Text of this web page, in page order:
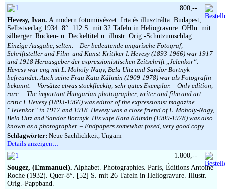
Hevesy, Ivan. A modern fotomüvészet. Irta és illusztrálta. Budapest,
Selbstverlag 1934. 8°. 112 S. mit 32 Tafeln in Heliogravure. OHln. mit
silberger. Rücken- u. Deckeltitel u. illustr. Orig.-Schutzumschlag.
Einzige Ausgabe, selten. – Der bedeutende ungarische Fotograf,
Schriftsteller und Film- und Kunst-Kritiker I. Hevesy (1893-1966) war 1917
und 1918 Herausgeber der expressionistischen Zeitschrift „Jelenkor“.
Hevesy war eng mit L. Moholy-Nagy, Bela Uitz und Sandor Bortnyk
befreundet. Auch seine Frau Kata Kálmán (1909-1978) war als Fotografin
bekannt. – Vorsätze etwas stockfleckig, sehr gutes Exemplar. – Only edition,
rare. – The important Hungarian photographer, writer and film and art
critic I. Hevesy (1893-1966) was editor of the expressionist magazine
“Jelenkor” in 1917 and 1918. Hevesy was a close friend of L. Moholy-Nagy,
Bela Uitz and Sandor Bortnyk. His wife Kata Kálmán (1909-1978) was also
known as a photographer. – Endpapers somewhat foxed, very good copy.
Schlagwörter: Neue Sachlichkeit, Ungarn
Details anzeigen…
800,--
Sougez, (Emmanuel). Alphabet. Photographies. Paris, Éditions Antoine
Roche (1932). Quer-8°. [52] S. mit 26 Tafeln in Heliogravure. Illustr.
Orig.-Pappband.
1.800,--